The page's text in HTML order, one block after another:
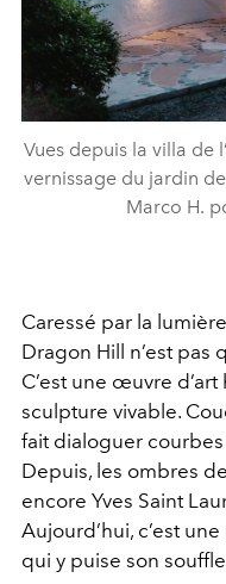
Vues depuis la villa de
vernissage du jardin
Marco H.
Caressé par la
Dragon Hill n’est pas
C’est une œuvre
sculpture vivable.
fait dialoguer
Depuis, les ombres
encore Yves Saint
Aujourd’hui, c’est
qui y puise son